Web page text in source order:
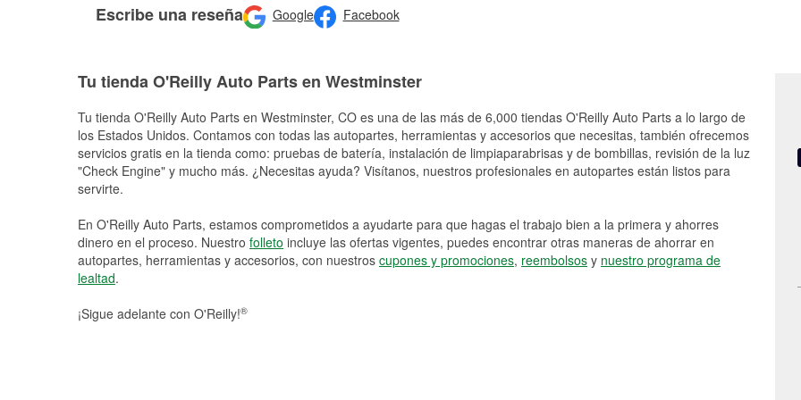
Escribe una reseña Google Facebook
Tu tienda O'Reilly Auto Parts en Westminster
Tu tienda O'Reilly Auto Parts en Westminster, CO es una de las más de 6,000 tiendas O'Reilly Auto Parts a lo largo de
los Estados Unidos. Contamos con todas las autopartes, herramientas y accesorios que necesitas, también ofrecemos
servicios gratis en la tienda como: pruebas de batería, instalación de limpiaparabrisas y de bombillas, revisión de la luz
"Check Engine" y mucho más. ¿Necesitas ayuda? Visítanos, nuestros profesionales en autopartes están listos para
servirte.
En O'Reilly Auto Parts, estamos comprometidos a ayudarte para que hagas el trabajo bien a la primera y ahorres
dinero en el proceso. Nuestro folleto incluye las ofertas vigentes, puedes encontrar otras maneras de ahorrar en
autopartes, herramientas y accesorios, con nuestros cupones y promociones, reembolsos y nuestro programa de
lealtad.
¡Sigue adelante con O'Reilly!®